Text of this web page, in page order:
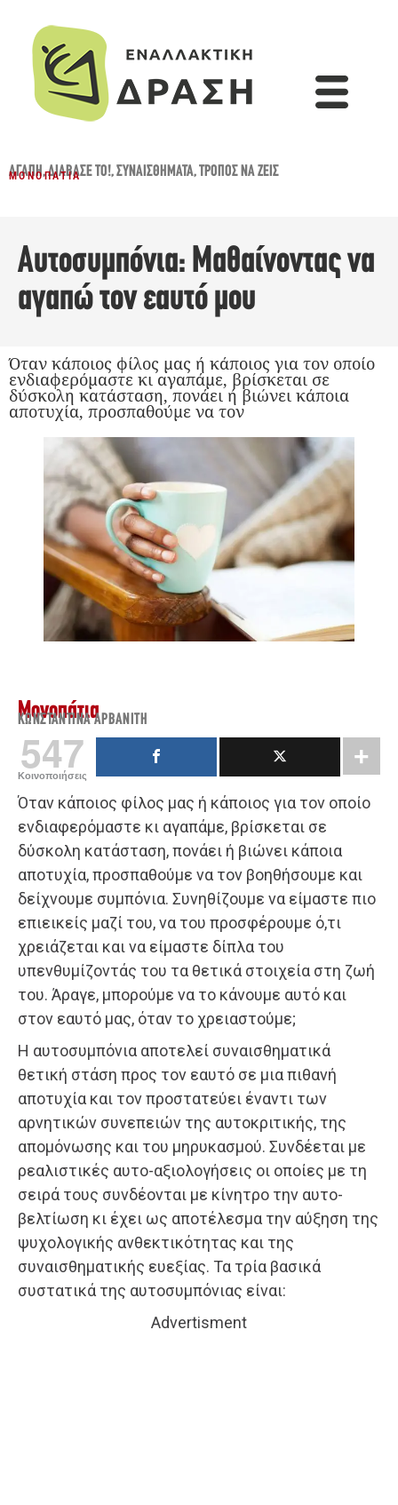
ΑΓΆΠΗ,ΔΙΆΒΑΣΈ ΤΟ!,ΣΥΝΑΙΣΘΉΜΑΤΑ,ΤΡΌΠΟΣ ΝΑ ΖΕΙΣ
ΜΟΝΟΠΆΤΙΑ
Αυτοσυμπόνια: Μαθαίνοντας να
αγαπώ τον εαυτό μου
Όταν κάποιος φίλος μας ή κάποιος για τον οποίο
ενδιαφερόμαστε κι αγαπάμε, βρίσκεται σε
δύσκολη κατάσταση, πονάει ή βιώνει κάποια
αποτυχία, προσπαθούμε να τον
Μονοπάτια
ΚΩΝΣΤΑΝΤΊΝΑ ΑΡΒΑΝΊΤΗ
547
Κοινοποιήσεις
Όταν κάποιος φίλος μας ή κάποιος για τον οποίο
ενδιαφερόμαστε κι αγαπάμε, βρίσκεται σε
δύσκολη κατάσταση, πονάει ή βιώνει κάποια
αποτυχία, προσπαθούμε να τον βοηθήσουμε και
δείχνουμε συμπόνια. Συνηθίζουμε να είμαστε πιο
επιεικείς μαζί του, να του προσφέρουμε ό,τι
χρειάζεται και να είμαστε δίπλα του
υπενθυμίζοντάς του τα θετικά στοιχεία στη ζωή
του. Άραγε, μπορούμε να το κάνουμε αυτό και
στον εαυτό μας, όταν το χρειαστούμε;
Η αυτοσυμπόνια αποτελεί συναισθηματικά
θετική στάση προς τον εαυτό σε μια πιθανή
αποτυχία και τον προστατεύει έναντι των
αρνητικών συνεπειών της αυτοκριτικής, της
απομόνωσης και του μηρυκασμού. Συνδέεται με
ρεαλιστικές αυτo-αξιολογήσεις οι οποίες με τη
σειρά τους συνδέονται με κίνητρο την αυτο-
βελτίωση κι έχει ως αποτέλεσμα την αύξηση της
ψυχολογικής ανθεκτικότητας και της
συναισθηματικής ευεξίας. Τα τρία βασικά
συστατικά της αυτοσυμπόνιας είναι:
Advertisment